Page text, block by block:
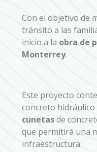
Con el objetivo de
tránsito a las
inicio a la obra de
Monterrey.
Este proyecto
concreto
cunetasde
que permitirá una
infraestructura.